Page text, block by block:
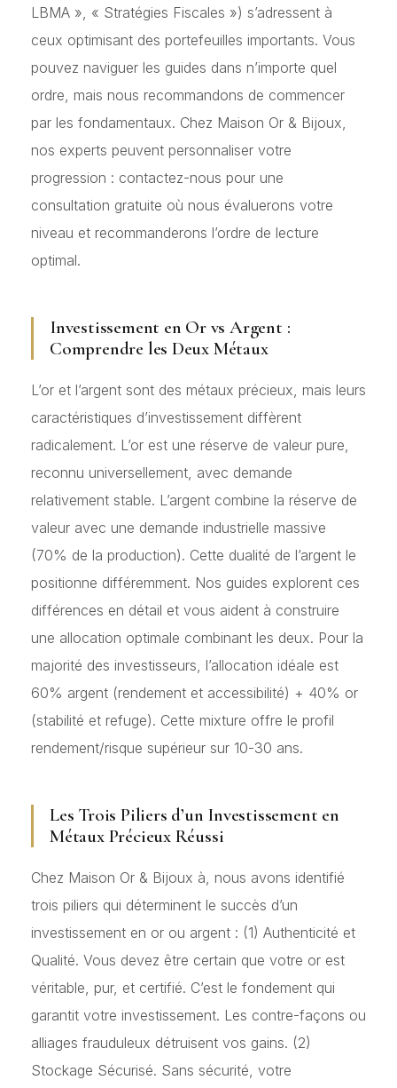
LBMA », « Stratégies Fiscales ») s’adressent à
ceux optimisant des portefeuilles importants. Vous
pouvez naviguer les guides dans n’importe quel
ordre, mais nous recommandons de commencer
par les fondamentaux. Chez Maison Or & Bijoux,
nos experts peuvent personnaliser votre
progression : contactez-nous pour une
consultation gratuite où nous évaluerons votre
niveau et recommanderons l’ordre de lecture
optimal.
Investissement en Or vs Argent :
Comprendre les Deux Métaux
L’or et l’argent sont des métaux précieux, mais leurs
caractéristiques d’investissement diffèrent
radicalement. L’or est une réserve de valeur pure,
reconnu universellement, avec demande
relativement stable. L’argent combine la réserve de
valeur avec une demande industrielle massive
(70% de la production). Cette dualité de l’argent le
positionne différemment. Nos guides explorent ces
différences en détail et vous aident à construire
une allocation optimale combinant les deux. Pour la
majorité des investisseurs, l’allocation idéale est
60% argent (rendement et accessibilité) + 40% or
(stabilité et refuge). Cette mixture offre le profil
rendement/risque supérieur sur 10-30 ans.
Les Trois Piliers d’un Investissement en
Métaux Précieux Réussi
Chez Maison Or & Bijoux à, nous avons identifié
trois piliers qui déterminent le succès d’un
investissement en or ou argent : (1) Authenticité et
Qualité. Vous devez être certain que votre or est
véritable, pur, et certifié. C’est le fondement qui
garantit votre investissement. Les contre-façons ou
alliages frauduleux détruisent vos gains. (2)
Stockage Sécurisé. Sans sécurité, votre